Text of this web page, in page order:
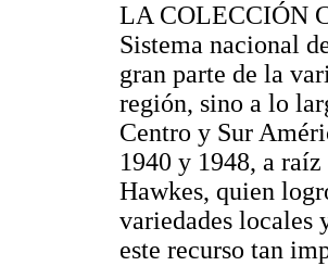
LA COLECCIÓN
Sistema nacional
gran parte de la
región, sino a lo
Centro y Sur
1940 y 1948, a
Hawkes, quien
variedades locales
este recurso tan